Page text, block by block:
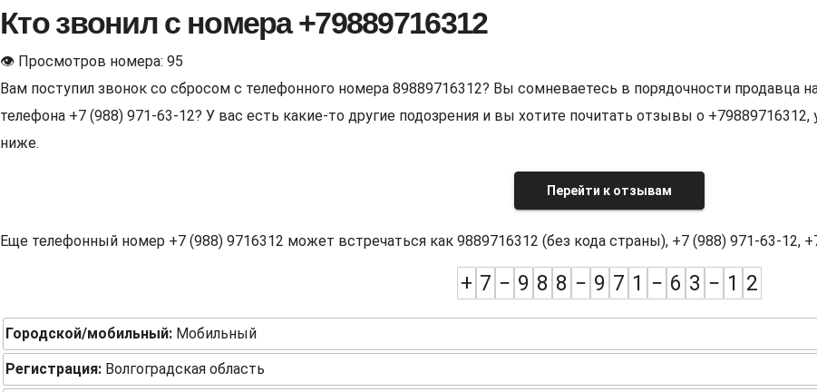
Кто звонил с номера +79889716312
👁 Просмотров номера: 95
Вам поступил звонок со сбросом с телефонного номера 89889716312? Вы сомневаетесь в порядочности
телефона +7 (988) 971-63-12? У вас есть какие-то другие подозрения и вы хотите почитать отзывы о
ниже.
Перейти к отзывам
Еще телефонный номер +7 (988) 9716312 может встречаться как 9889716312 (без кода страны), +7 (988) 971-63-12,
+ 7 − 9 8 8 − 9 7 1 − 6 3 − 1 2
Городской/мобильный: Мобильный
Регистрация: Волгоградская область